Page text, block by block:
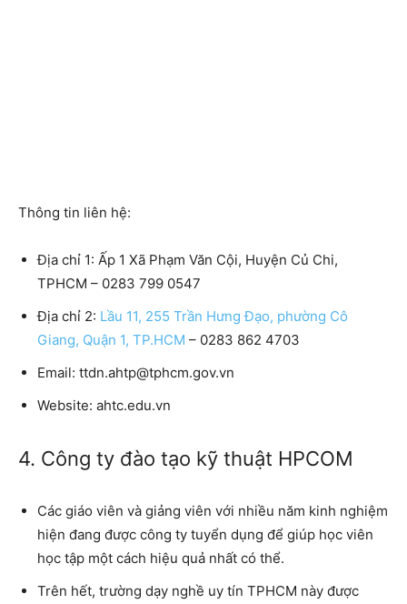
Thông tin liên hệ:
Địa chỉ 1: Ấp 1 Xã Phạm Văn Cội, Huyện Củ Chi,
TPHCM – 0283 799 0547
Địa chỉ 2: Lầu 11, 255 Trần Hưng Đạo, phường Cô
Giang, Quận 1, TP.HCM – 0283 862 4703
Email: ttdn.ahtp@tphcm.gov.vn
Website: ahtc.edu.vn
4. Công ty đào tạo kỹ thuật HPCOM
Các giáo viên và giảng viên với nhiều năm kinh nghiệm
hiện đang được công ty tuyển dụng để giúp học viên
học tập một cách hiệu quả nhất có thể.
Trên hết, trường dạy nghề uy tín TPHCM này được